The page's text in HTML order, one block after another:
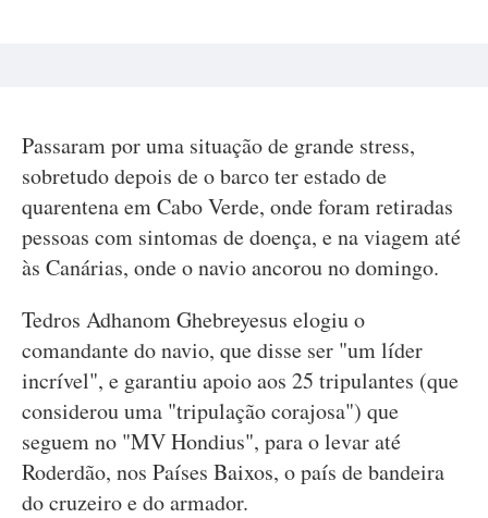
Passaram por uma situação de grande stress,
sobretudo depois de o barco ter estado de
quarentena em Cabo Verde, onde foram retiradas
pessoas com sintomas de doença, e na viagem até
às Canárias, onde o navio ancorou no domingo.
Tedros Adhanom Ghebreyesus elogiu o
comandante do navio, que disse ser "um líder
incrível", e garantiu apoio aos 25 tripulantes (que
considerou uma "tripulação corajosa") que
seguem no "MV Hondius", para o levar até
Roderdão, nos Países Baixos, o país de bandeira
do cruzeiro e do armador.